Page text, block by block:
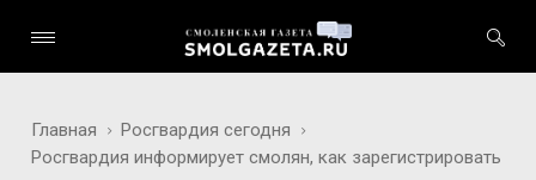
Главная
Росгвардия сегодня
Росгвардия информирует смолян, как зарегистрировать